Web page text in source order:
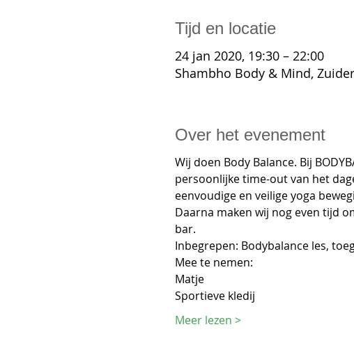
Tijd en locatie
24 jan 2020, 19:30 – 22:00
Shambho Body & Mind,
Over het evenement
Wij doen Body Balance. Bij
persoonlijke time-out van het
eenvoudige en veilige yoga
Daarna maken wij nog even tijd
bar.
Inbegrepen: Bodybalance les,
Mee te nemen:
Matje
Sportieve kledij
Meer lezen >